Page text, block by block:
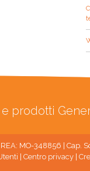
prodotti
MO-348856 | Cap.
Centro privacy|